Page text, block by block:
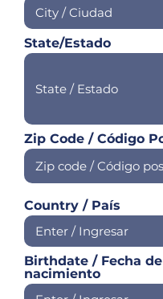
State/Estado
Zip Code / Código
Country / País
Birthdate / Fecha de
nacimiento